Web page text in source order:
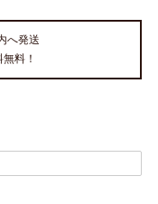
へ発送
料！